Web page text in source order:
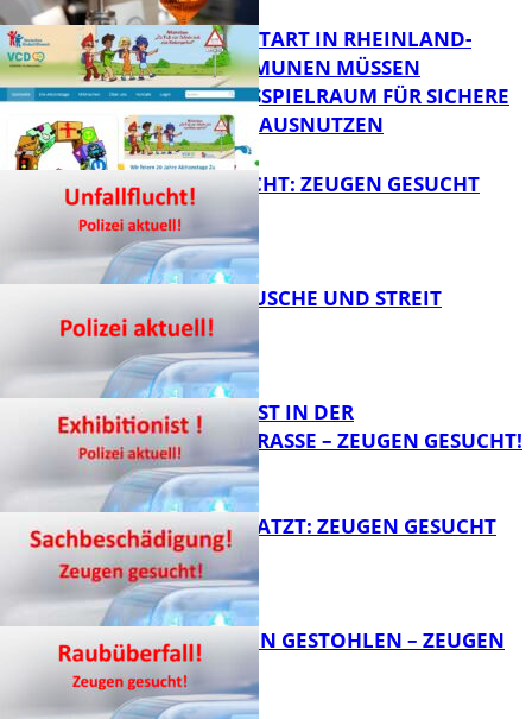
FB Kultur
ZUM SCHULSTART IN RHEINLAND-
PFALZ: KOMMUNEN MÜSSEN
HANDLUNGSSPIELRAUM FÜR SICHERE
SCHULWEGE AUSNUTZEN
UNFALLFLUCHT: ZEUGEN GESUCHT
KNALLGERÄUSCHE UND STREIT
EXHIBITIONIST IN DER
VELMANNSTRASSE – ZEUGEN GESUCHT!
AUTO ZERKRATZT: ZEUGEN GESUCHT
TEURE KETTEN GESTOHLEN – ZEUGEN
GESUCHT!